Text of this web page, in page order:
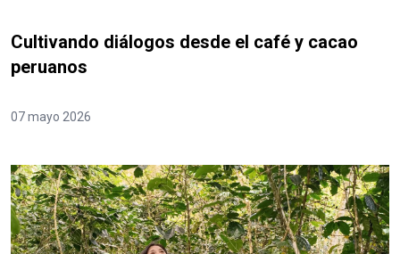
Cultivando diálogos desde el café y cacao
peruanos
07 mayo 2026